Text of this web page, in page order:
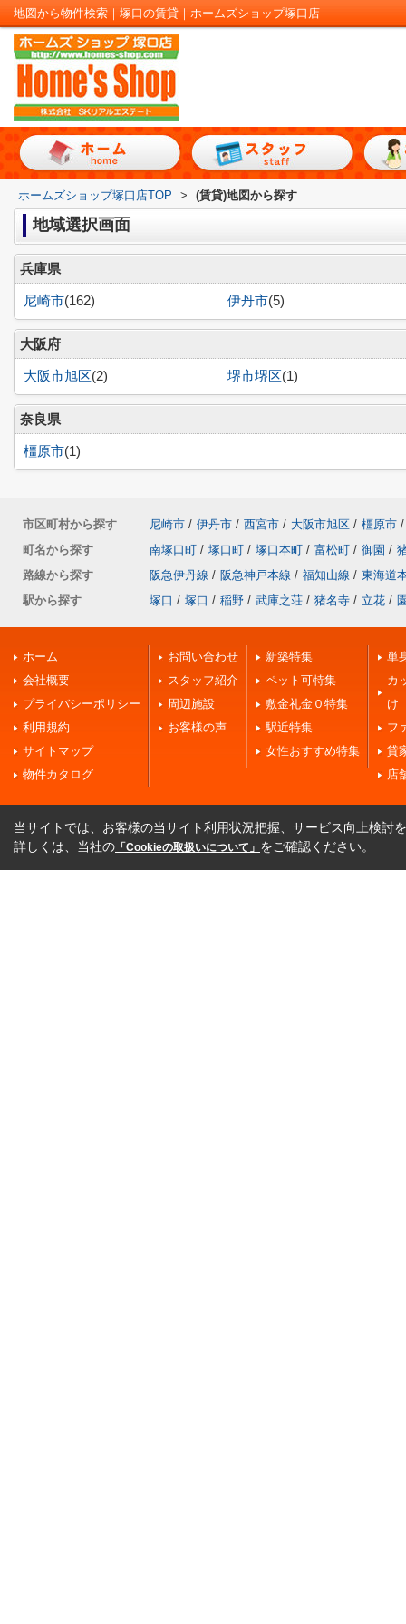
地図から物件検索｜塚口の賃貸｜ホームズショップ塚口店
ホームズショップ塚口店TOP > (賃貸)地図から探す
地域選択画面
兵庫県
尼崎市(162) 伊丹市(5)
大阪府
大阪市旭区(2) 堺市堺区(1)
奈良県
橿原市(1)
市区町村から探す 尼崎市 / 伊丹市 / 西宮市 / 大阪市旭区 / 橿原市 /
町名から探す
南塚口町 / 塚口町 / 塚口本町 / 富松町 / 御園 /
路線から探す
阪急伊丹線 / 阪急神戸本線 / 福知山線 / 東海道
駅から探す
塚口 / 塚口 / 稲野 / 武庫之荘 / 猪名寺 / 立花 /
ホーム
会社概要
プライバシーポリシー
利用規約
サイトマップ
物件カタログ
お問い合わせ
スタッフ紹介
周辺施設
お客様の声
新築特集
ペット可特集
敷金礼金０特集
駅近特集
女性おすすめ特集
単
カ
け
フ
貸
店
当サイトでは、お客様の当サイト利用状況把握、サービス向上検討
詳しくは、当社の 「Cookieの取扱いについて」 をご確認ください。